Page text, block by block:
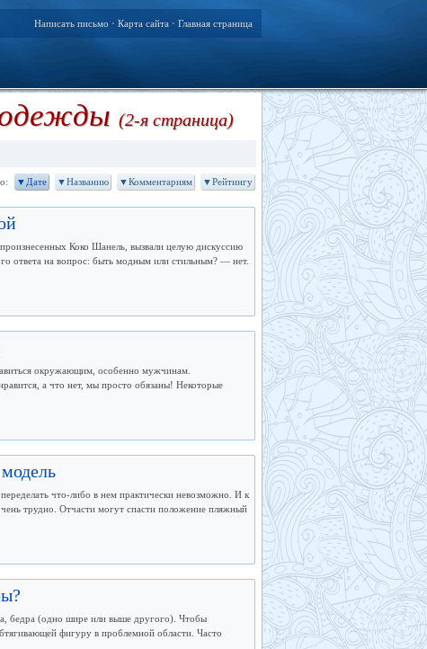
Написать письмо • Карта сайта • Главная страница
одежды (2-я страница)
▼Дате ▼Названию ▼Комментариям ▼Рейтингу
Коко Шанель, вызвали целую дискуссию
ответа на вопрос: быть модным или стильным? — нет.
окружающим, особенно мужчинам.
а что нет, мы просто обязаны! Некоторые
что-либо в нем практически невозможно. И к
трудно. Отчасти могут спасти положение пляжный
бедра (одно шире или выше другого). Чтобы
фигуру в проблемной области. Часто